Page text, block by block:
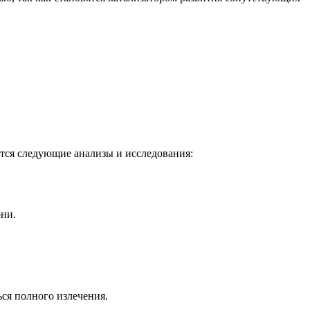
следующие анализы и исследования:
полного излечения.